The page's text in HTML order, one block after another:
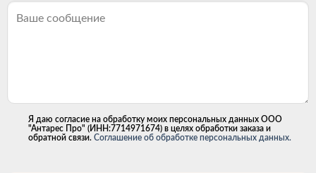
Я даю согласие на обработку моих персональных данных ООО
"Антарес Про" (ИНН:7714971674) в целях обработки заказа и
обратной связи. Соглашение об обработке персональных данных.